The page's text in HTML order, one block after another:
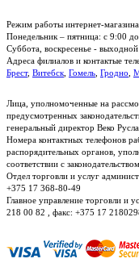
Режим работы интернет-магазина
Понедельник – пятница: с 9:00
Суббота, воскресенье - выходной
Адреса филиалов и контактые
Брест, Витебск Гомель Гродно
Лица, уполномоченные на
предусмотренных
генеральный директор Веко
Номера контактных телефонов
распорядительных органов,
соответствии с
Отдел торговли и услуг
+375 17 368-80-49
Главное управление торговли и
218 00 82 , факс: +375 17